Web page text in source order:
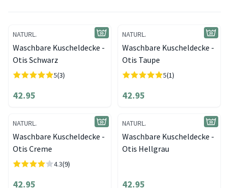
NATURL.
Waschbare Kuscheldecke -
Otis Schwarz
5(3)
42.95
NATURL.
Waschbare Kuscheldecke -
Otis Taupe
5(1)
42.95
NATURL.
Waschbare Kuscheldecke -
Otis Creme
4.3(9)
42.95
NATURL.
Waschbare Kuscheldecke -
Otis Hellgrau
42.95